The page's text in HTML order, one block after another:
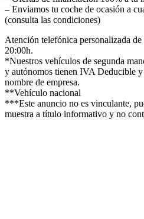
– Enviamos tu coche de ocasión a
(consulta las condiciones)
Atención telefónica personalizada
20:00h.
*Nuestros vehículos de segunda
y autónomos tienen IVA Deducible
nombre de empresa.
**Vehículo nacional
***Este anuncio no es vinculante,
muestra a título informativo y no